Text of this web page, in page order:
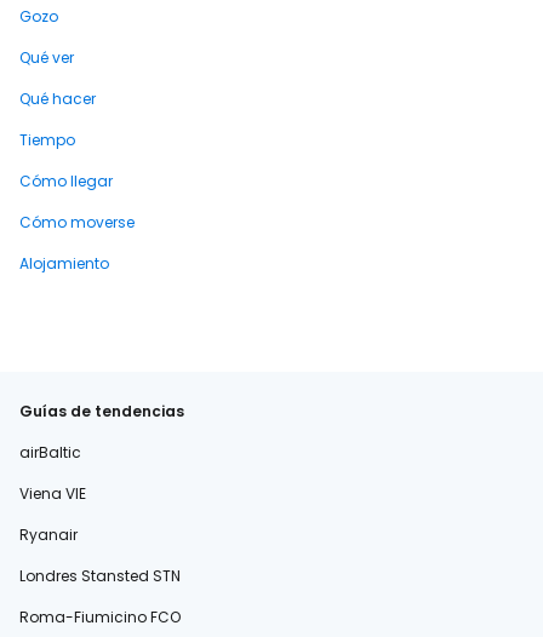
Gozo
Qué ver
Qué hacer
Tiempo
Cómo llegar
Cómo moverse
Alojamiento
Guías de tendencias
airBaltic
Viena VIE
Ryanair
Londres Stansted STN
Roma-Fiumicino FCO